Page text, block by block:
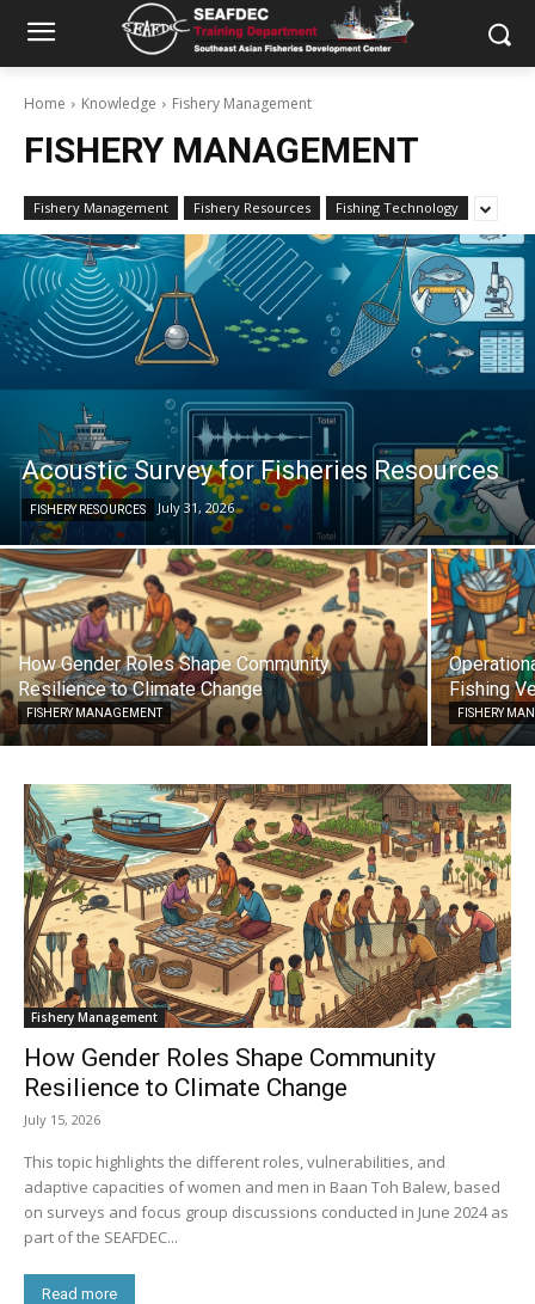
Home Knowledge Fishery Management
FISHERY MANAGEMENT
Fishery Management Fishery Resources Fishing Technology
Acoustic Survey for Fisheries Resources
FISHERY RESOURCES July 31, 2026
How Gender Roles Shape Community
Resilience to Climate Change
FISHERY MANAGEMENT
Fishing
FISHERY
Fishery Management
How Gender Roles Shape Community
Resilience to Climate Change
July 15, 2026
This topic highlights the different roles, vulnerabilities, and
adaptive capacities of women and men in Baan Toh Balew, based
on surveys and focus group discussions conducted in June 2024 as
part of the SEAFDEC...
Read more